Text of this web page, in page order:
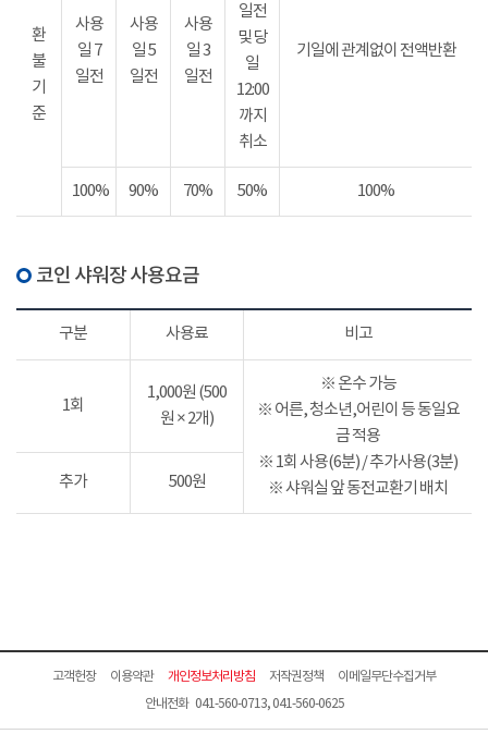
환
불
기
준
사용
일 7
일전
사용
일 5
일전
사용
일 3
일전
일전
및 당
일
12:00
까지
취소
기일에 관계없이 전액반환
100% 90% 70% 50% 100%
코인 샤워장 사용요금
구분 사용료 비고
1회
1,000원 (500
원 × 2개)
※ 온수 가능
※ 어른, 청소년,어린이 등 동일요
금 적용
※ 1회 사용(6분) / 추가사용(3분)
※ 샤워실 앞 동전교환기 배치
추가 500원
고객헌장 이용약관 개인정보처리방침 저작권정책
이메일무단수집거부
안내전화 041-560-0713, 041-560-0625